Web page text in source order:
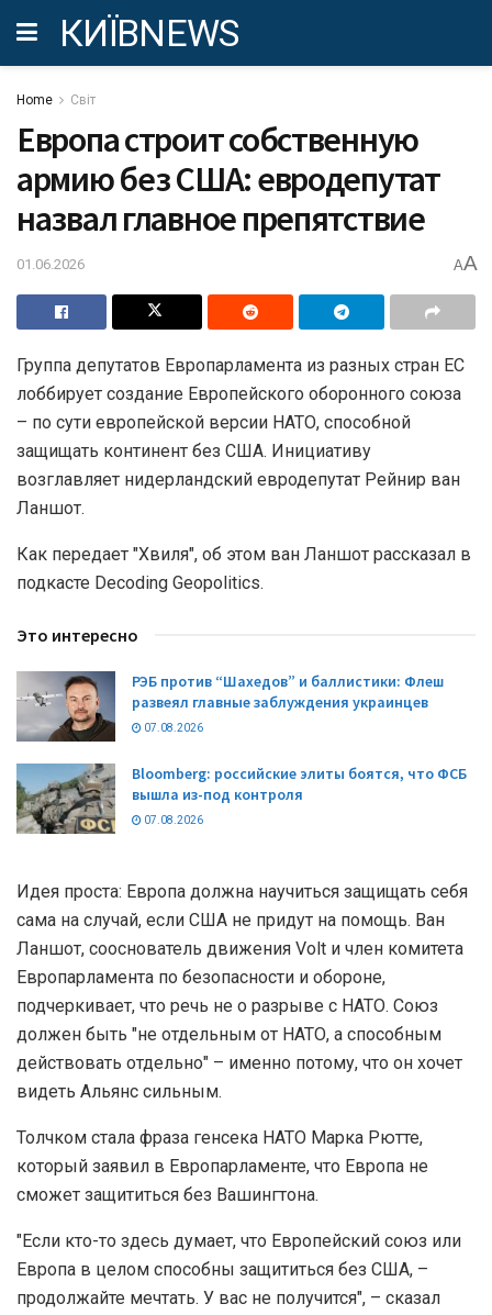
КИЇВNEWS
Home Світ
Европа строит собственную
армию без США: евродепутат
назвал главное препятствие
01.06.2026 AA
Группа депутатов Европарламента из разных стран ЕС
лоббирует создание Европейского оборонного союза
– по сути европейской версии НАТО, способной
защищать континент без США. Инициативу
возглавляет нидерландский евродепутат Рейнир ван
Ланшот.
Как передает "Хвиля", об этом ван Ланшот рассказал в
подкасте Decoding Geopolitics.
Это интересно
РЭБ против “Шахедов” и баллистики: Флеш
развеял главные заблуждения украинцев
07.08.2026
Bloomberg: российские элиты боятся, что ФСБ
вышла из-под контроля
07.08.2026
Идея проста: Европа должна научиться защищать себя
сама на случай, если США не придут на помощь. Ван
Ланшот, сооснователь движения Volt и член комитета
Европарламента по безопасности и обороне,
подчеркивает, что речь не о разрыве с НАТО. Союз
должен быть "не отдельным от НАТО, а способным
действовать отдельно" – именно потому, что он хочет
видеть Альянс сильным.
Толчком стала фраза генсека НАТО Марка Рютте,
который заявил в Европарламенте, что Европа не
сможет защититься без Вашингтона.
"Если кто-то здесь думает, что Европейский союз или
Европа в целом способны защититься без США, –
продолжайте мечтать. У вас не получится", – сказал